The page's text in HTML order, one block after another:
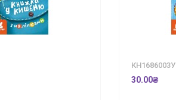
КН1686003У
30.00₴